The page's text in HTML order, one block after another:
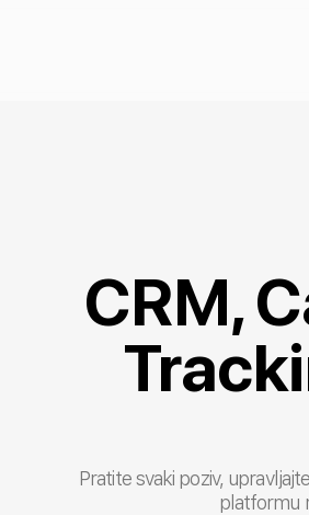
CRM,
Pratite svaki poziv,
platformu